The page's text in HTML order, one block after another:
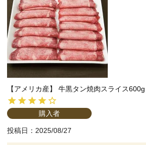
【アメリカ産】 牛黒タン焼肉スライス600g
購入者
投稿日 2025/08/27